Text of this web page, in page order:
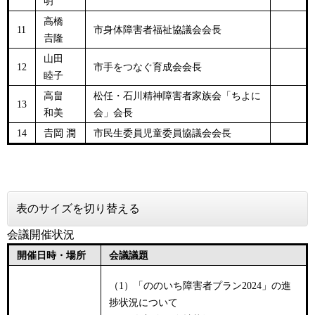
11
高橋
𠮷隆
市身体障害者福祉協議会会長
12
山田
睦子
市手をつなぐ育成会会長
13
高畠
和美
松任・石川精神障害者家族会「ちよに
会」会長
14
𠮷岡 潤 市民生委員児童委員協議会会長
表のサイズを切り替える
会議開催状況
開催日時・場所 会議議題
（1）「ののいち障害者プラン2024」の進
捗状況について